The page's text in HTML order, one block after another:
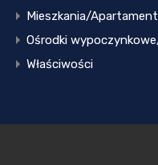
Mieszkania/
Ośrodki
Właściwości